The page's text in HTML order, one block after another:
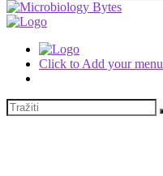
Click to Add your menu